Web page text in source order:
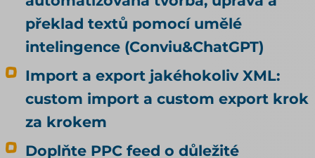
překlad textů pomocí umělé
intelingence (Conviu&ChatGPT)
Import a export jakéhokoliv XML:
custom import a custom export krok
za krokem
Doplňte PPC feed o důležité